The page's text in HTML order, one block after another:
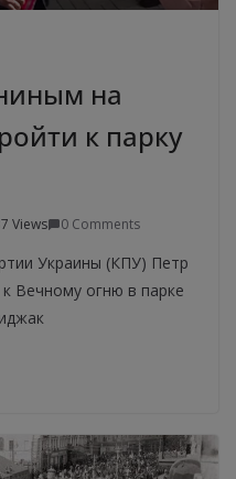
на
к парку
Views 0 Comments
Украины (КПУ) Петр
Вечному огню в парке